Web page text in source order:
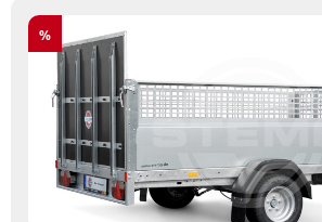
Rabatt
%